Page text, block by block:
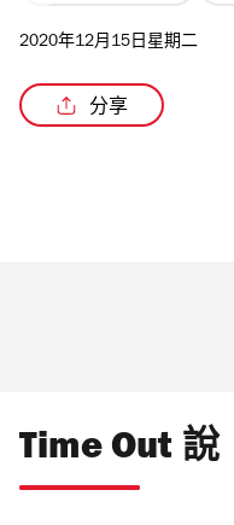
2020年12月15日星期二
分享
Time Out 說